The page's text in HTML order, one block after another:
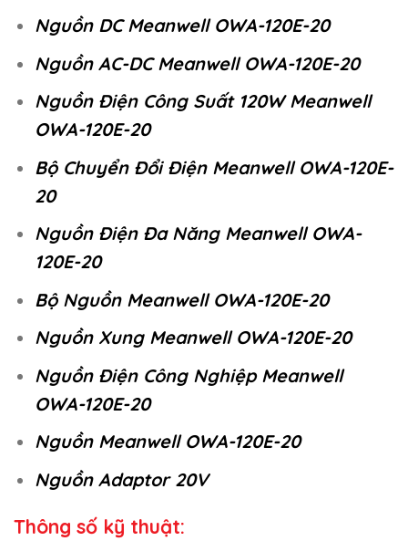
Nguồn DC Meanwell OWA-120E-20
Nguồn AC-DC Meanwell OWA-120E-20
Nguồn Điện Công Suất 120W Meanwell
OWA-120E-20
Bộ Chuyển Đổi Điện Meanwell OWA-120E-
20
Nguồn Điện Đa Năng Meanwell OWA-
120E-20
Bộ Nguồn Meanwell OWA-120E-20
Nguồn Xung Meanwell OWA-120E-20
Nguồn Điện Công Nghiệp Meanwell
OWA-120E-20
Nguồn Meanwell OWA-120E-20
Nguồn Adaptor 20V
Thông số kỹ thuật: